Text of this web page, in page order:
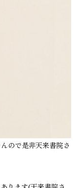
ので是非天来書院さ